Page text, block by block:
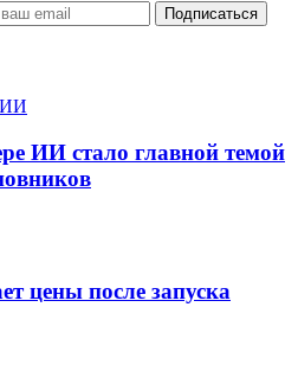
ИИ стало главной темой
цены после запуска